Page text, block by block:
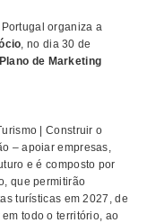
organiza a
, no dia 30 de
Plano de Marketing
| Construir o
– apoiar empresas,
e é composto por
que permitirão
turísticas em 2027, de
todo o território, ao